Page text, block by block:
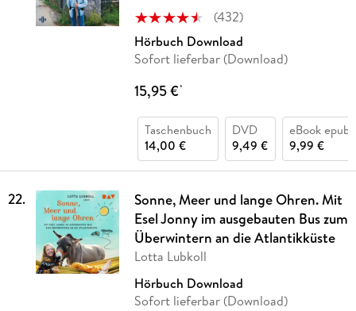
(432)
Hörbuch Download
Sofort lieferbar (Download)
15,95 €*
Taschenbuch
14,00 €
DVD
9,49 €
eBook epub
9,99 €
22.
Sonne, Meer und lange Ohren. Mit
Esel Jonny im ausgebauten Bus zum
Überwintern an die Atlantikküste
Lotta Lubkoll
Hörbuch Download
Sofort lieferbar (Download)